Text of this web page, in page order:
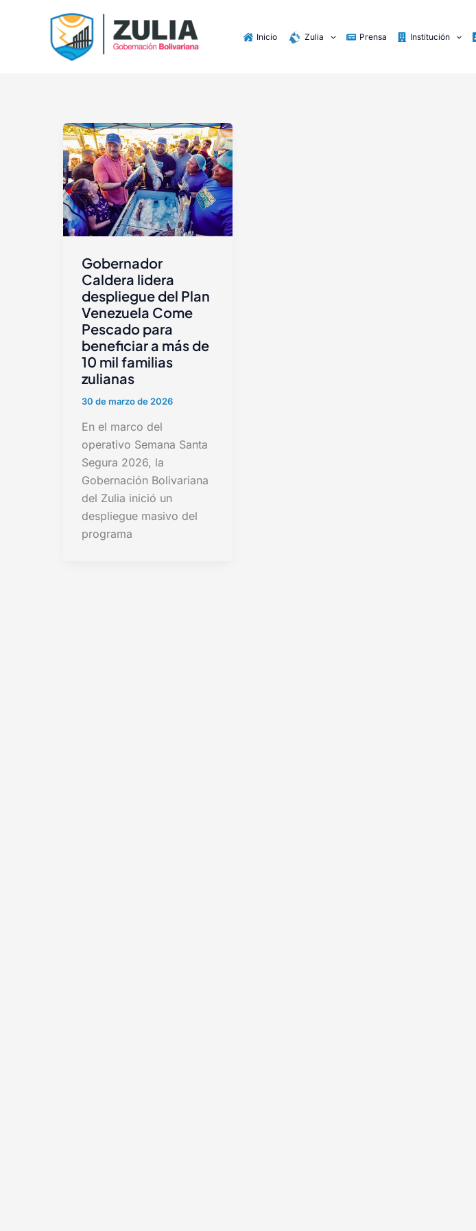
contenido
Inicio Zulia Prensa Institución
Gobernador
Caldera lidera
despliegue del Plan
Venezuela Come
Pescado para
beneficiar a más de
10 mil familias
zulianas
30 de marzo de 2026
En el marco del
operativo Semana Santa
Segura 2026, la
Gobernación Bolivariana
del Zulia inició un
despliegue masivo del
programa